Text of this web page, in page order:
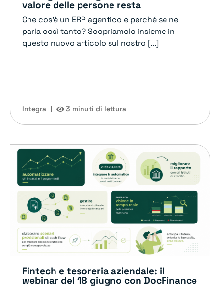
valore delle persone resta
Che cos'è un ERP agentico e perché se ne
parla così tanto? Scopriamolo insieme in
questo nuovo articolo sul nostro [...]
Integra 3 minuti di lettura
Fintech e tesoreria aziendale: il
webinar del 18 giugno con DocFinance